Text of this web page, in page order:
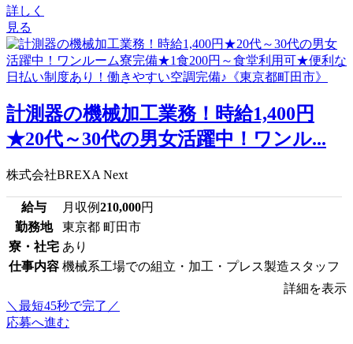
詳しく
見る
計測器の機械加工業務！時給1,400円
★20代～30代の男女活躍中！ワンル...
株式会社BREXA Next
給与 月収例210,000円
勤務地
東京都 町田市
寮・社宅 あり
仕事内容 機械系工場での組立・加工・プレス製造スタッフ
詳細を表示
＼最短45秒で完了／
応募へ進む